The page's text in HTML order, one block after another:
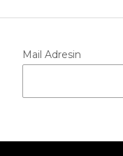
Mail Adresin